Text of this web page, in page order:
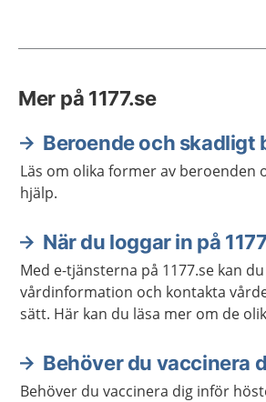
Mer på 1177.se
Beroende och skadligt
Läs om olika former av beroenden
hjälp.
När du loggar in på 1177
Med e-tjänsterna på 1177.se kan
vårdinformation och kontakta
sätt. Här kan du läsa mer om de
Behöver du vaccinera
Behöver du vaccinera dig inför